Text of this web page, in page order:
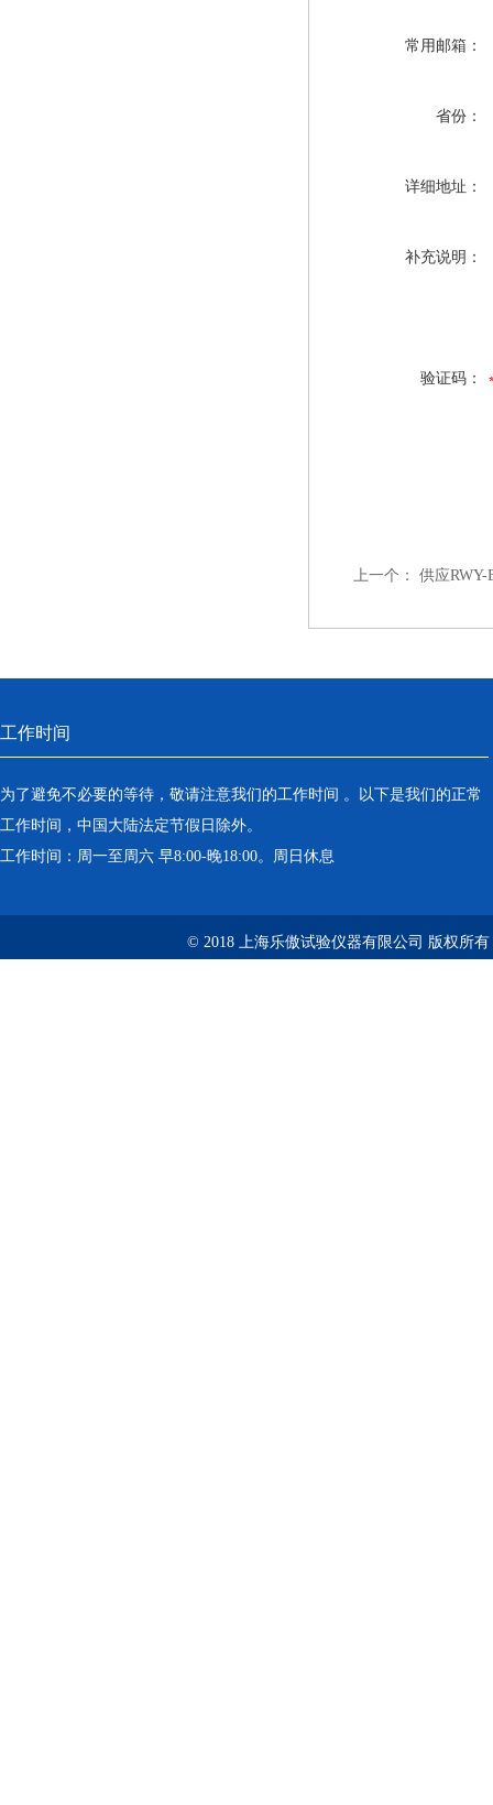
常用邮箱：
省份：
详细地址：
补充说明：
验证码：
上一个： 供应
工作时间
为了避免不必要的等待，敬请注意我们的工作时间 。以下是我们的正常
工作时间，中国大陆法定节假日除外。
工作时间：周一至周六 早8:00-晚18:00。周日休息
© 2018 上海乐傲试验仪器有限公司 版权所